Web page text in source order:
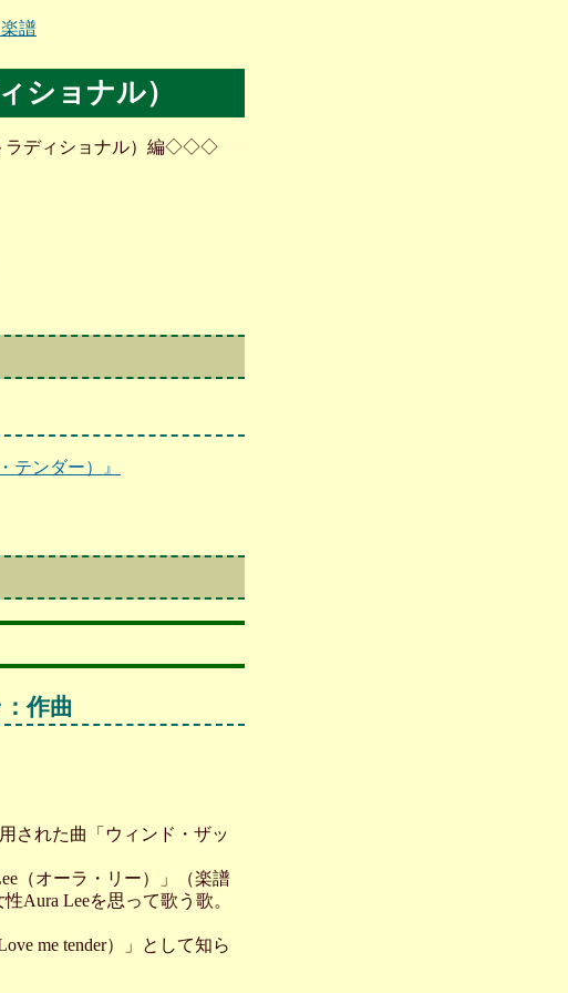
譜
ショナル）
ラディショナル）編◇◇◇
テンダー）』
作曲
された曲「ウィンド・ザッ
（オーラ・リー）」（楽譜
Aura Leeを思って歌う歌。
me tender）」として知ら